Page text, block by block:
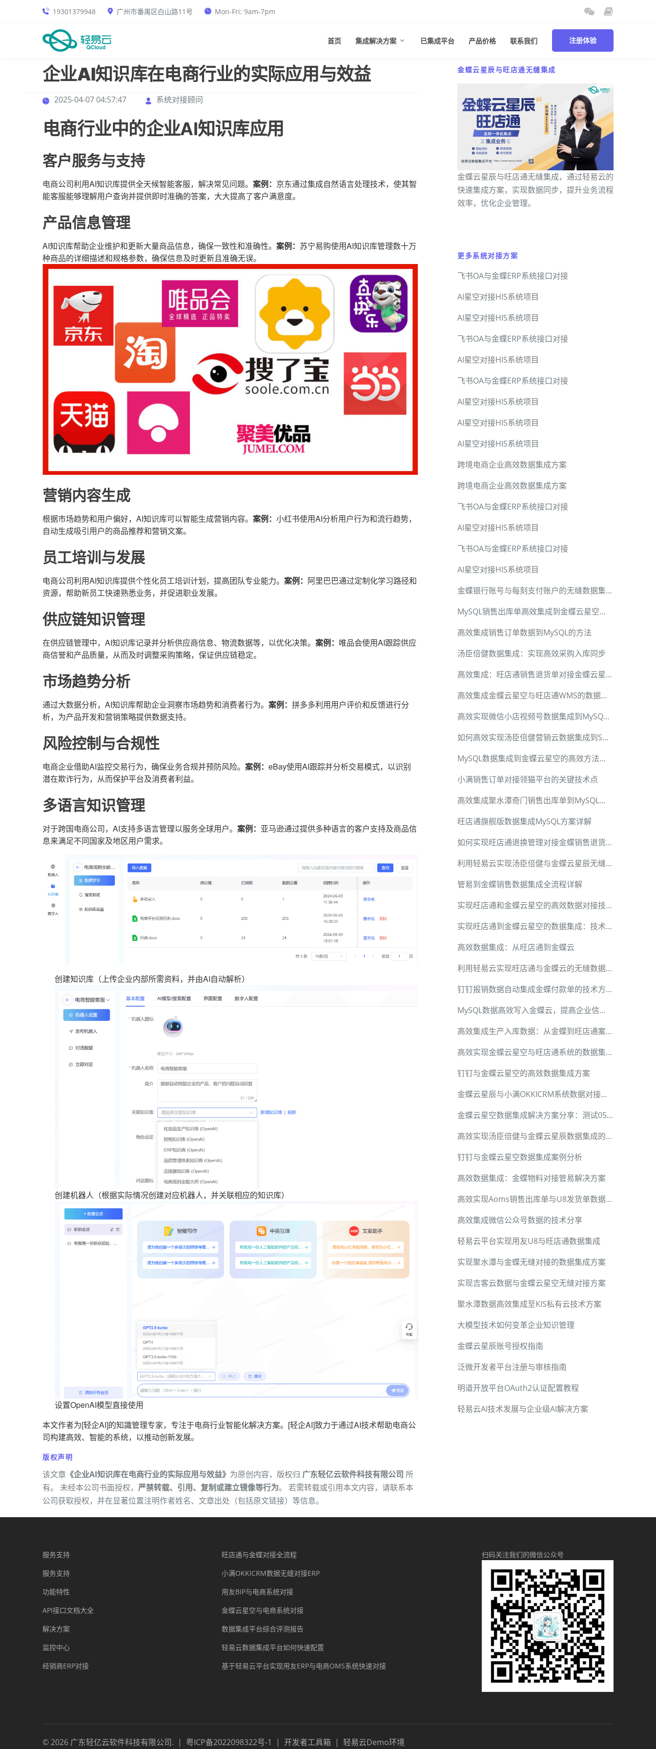
19301379948 广州市番禺区白山路11号 Mon-Fri: 9am-7pm
首页 集成解决方案 已集成平台 产品价格 联系我们 注册体验
企业AI知识库在电商行业的实际应用与效益
2025-04-07 04:57:47 系统对接顾问
电商行业中的企业AI知识库应用
客户服务与支持
电商公司利用AI知识库提供全天候智能客服，解决常见问题。 案例： 京东通过集成自然语言处理技术，使其智
能客服能够理解用户查询并提供即时准确的答案，大大提高了客户满意度。
产品信息管理
AI知识库帮助企业维护和更新大量商品信息，确保一致性和准确性。 案例： 苏宁易购使用AI知识库管理数十万
种商品的详细描述和规格参数，确保信息及时更新且准确无误。
营销内容生成
根据市场趋势和用户偏好，AI知识库可以智能生成营销内容。 案例： 小红书使用AI分析用户行为和流行趋势，
自动生成吸引用户的商品推荐和营销文案。
员工培训与发展
电商公司利用AI知识库提供个性化员工培训计划，提高团队专业能力。 案例： 阿里巴巴通过定制化学习路径和
资源，帮助新员工快速熟悉业务，并促进职业发展。
供应链知识管理
在供应链管理中，AI知识库记录并分析供应商信息、物流数据等，以优化决策。 案例： 唯品会使用AI跟踪供应
商信誉和产品质量，从而及时调整采购策略，保证供应链稳定。
市场趋势分析
通过大数据分析，AI知识库帮助企业洞察市场趋势和消费者行为。 案例： 拼多多利用用户评价和反馈进行分
析，为产品开发和营销策略提供数据支持。
风险控制与合规性
电商企业借助AI监控交易行为，确保业务合规并预防风险。 案例： eBay使用AI跟踪并分析交易模式，以识别
潜在欺诈行为，从而保护平台及消费者利益。
多语言知识管理
对于跨国电商公司，AI支持多语言管理以服务全球用户。 案例： 亚马逊通过提供多种语言的客户支持及商品信
息来满足不同国家及地区用户需求。
创建知识库（上传企业内部所需资料，并由AI自动解析）
创建机器人（根据实际情况创建对应机器人，并关联相应的知识库）
设置OpenAI模型直接使用
本文作者为[轻企AI]的知識管理专家，专注于电商行业智能化解决方案。[轻企AI]致力于通过AI技术帮助电商公
司构建高效、智能的系统，以推动创新发展。
版权声明
该文章 《企业AI知识库在电商行业的实际应用与效益》 为原创内容，版权归 广东轻亿云软件科技有限公司 所
有。 未经本公司书面授权， 严禁转载、引用、复制或建立镜像等行为。 若需转载或引用本文内容，请联系本
公司获取授权，并在显著位置注明作者姓名、文章出处（包括原文链接）等信息。
金蝶云星辰与旺店通无缝集成
金蝶云星辰与旺店通无缝集成，通过轻易云的
快速集成方案，实现数据同步，提升业务流程
效率，优化企业管理。
更多系统对接方案
飞书OA与金蝶ERP系统接口对接
AI星空对接HIS系统项目
AI星空对接HIS系统项目
飞书OA与金蝶ERP系统接口对接
AI星空对接HIS系统项目
飞书OA与金蝶ERP系统接口对接
AI星空对接HIS系统项目
AI星空对接HIS系统项目
AI星空对接HIS系统项目
跨境电商企业高效数据集成方案
跨境电商企业高效数据集成方案
飞书OA与金蝶ERP系统接口对接
AI星空对接HIS系统项目
飞书OA与金蝶ERP系统接口对接
AI星空对接HIS系统项目
金蝶银行账号与每刻支付账户的无缝数据集成方案
MySQL销售出库单高效集成到金蝶云星空方案解析
高效集成销售订单数据到MySQL的方法
汤臣倍健数据集成：实现高效采购入库同步
高效集成：旺店通销售退货单对接金蝶云星辰V2系统
高效集成金蝶云星空与旺店通WMS的数据对接方案
高效实现微信小店视频号数据集成到MySQL的技术分享
如何高效实现汤臣倍健营销云数据集成到SQLServer
MySQL数据集成到金蝶云星空的高效方法详解
小满销售订单对接领猫平台的关键技术点
高效集成聚水潭奇门销售出库单到MySQL的技术方案
旺店通旗舰版数据集成MySQL方案详解
如何实现旺店通退换管理对接金蝶销售退货单
利用轻易云实现汤臣倍健与金蝶云星辰无缝对接
管易到金蝶销售数据集成全流程详解
实现旺店通和金蝶云星空的高效数据对接技术
实现旺店通到金蝶云星空的数据集成：技术详解
高效数据集成：从旺店通到金蝶云
利用轻易云实现旺店通与金蝶云的无缝数据对接
钉钉报销数据自动集成金蝶付款单的技术方案
MySQL数据高效写入金蝶云，提高企业信息流通
高效集成生产入库数据：从金蝶到旺店通案例解析
高效实现金蝶云星空与旺店通系统的数据集成
钉钉与金蝶云星空的高效数据集成方案
金蝶云星辰与小满OKKICRM系统数据对接技术解析
金蝶云星空数据集成解决方案分享：测试0515_copy案例解析
高效实现汤臣倍健与金蝶云星辰数据集成的案例分享
钉钉与金蝶云星空数据集成案例分析
高效数据集成：金蝶物料对接管易解决方案
高效实现Aoms销售出库单与U8发货单数据对接的技巧
高效集成微信公众号数据的技术分享
轻易云平台实现用友U8与旺店通数据集成
实现聚水潭与金蝶无缝对接的数据集成方案
实现吉客云数据与金蝶云星空无缝对接方案
聚水潭数据高效集成至KIS私有云技术方案
大模型技术如何变革企业知识管理
金蝶云星辰账号授权指南
泛微开发者平台注册与审核指南
明道开放平台OAuth2认证配置教程
轻易云AI技术发展与企业级AI解决方案
服务支持
服务支持
功能特性
API接口文档大全
解决方案
监控中心
经销商ERP对接
旺店通与金蝶对接全流程
小满OKKICRM数据无缝对接ERP
用友BIP与电商系统对接
金蝶云星空与电商系统对接
数据集成平台综合评测报告
轻易云数据集成平台如何快速配置
基于轻易云平台实现用友ERP与电商OMS系统快速对接
扫码关注我们的微信公众号
©2026 广东轻亿云软件科技有限公司. | 粤ICP备2022098322号-1 | 开发者工具箱 | 轻易云Demo环境